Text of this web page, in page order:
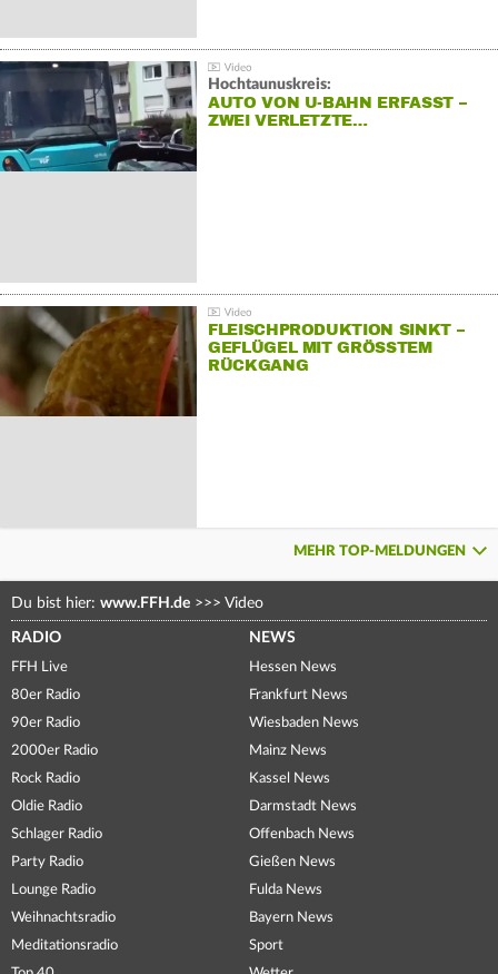
Hochtaunuskreis:
AUTO VON U-BAHN ERFASST –
ZWEI VERLETZTE…
FLEISCHPRODUKTION SINKT –
GEFLÜGEL MIT GRÖSSTEM R
ÜCKGANG
MEHR TOP-MELDUNGEN
Du bist hier: www.FFH.de >>> Video
RADIO
FFH Live
80er Radio
90er Radio
2000er Radio
Rock Radio
Oldie Radio
Schlager Radio
Party Radio
Lounge Radio
Weihnachtsradio
Meditationsradio
NEWS
Hessen News
Frankfurt News
Wiesbaden News
Mainz News
Kassel News
Darmstadt News
Offenbach News
Gießen News
Fulda News
Bayern News
Sport